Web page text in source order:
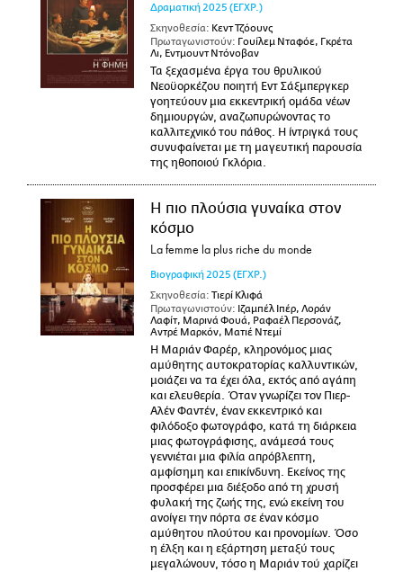
Δραματική 2025 (ΕΓΧΡ.)
Σκηνοθεσία: Κεντ Τζόουνς
Πρωταγωνιστούν: Γουίλεμ Νταφόε, Γκρέτα
Λι, Εντμουντ Ντόνοβαν
Τα ξεχασμένα έργα του θρυλικού
Νεοϋορκέζου ποιητή Εντ Σάξμπεργκερ
γοητεύουν μια εκκεντρική ομάδα νέων
δημιουργών, αναζωπυρώνοντας το
καλλιτεχνικό του πάθος. Η ίντριγκά τους
συνυφαίνεται με τη μαγευτική παρουσία
της ηθοποιού Γκλόρια.
Η πιο πλούσια γυναίκα στον
κόσμο
La femme la plus riche du monde
Βιογραφική 2025 (ΕΓΧΡ.)
Σκηνοθεσία: Τιερί Κλιφά
Πρωταγωνιστούν: Ιζαμπέλ Ιπέρ, Λοράν
Λαφίτ, Μαρινά Φουά, Ραφαέλ Περσονάζ,
Αντρέ Μαρκόν, Ματιέ Ντεμί
Η Μαριάν Φαρέρ, κληρονόμος μιας
αμύθητης αυτοκρατορίας καλλυντικών,
μοιάζει να τα έχει όλα, εκτός από αγάπη
και ελευθερία. Όταν γνωρίζει τον Πιερ-
Αλέν Φαντέν, έναν εκκεντρικό και
φιλόδοξο φωτογράφο, κατά τη διάρκεια
μιας φωτογράφισης, ανάμεσά τους
γεννιέται μια φιλία απρόβλεπτη,
αμφίσημη και επικίνδυνη. Εκείνος της
προσφέρει μια διέξοδο από τη χρυσή
φυλακή της ζωής της, ενώ εκείνη του
ανοίγει την πόρτα σε έναν κόσμο
αμύθητου πλούτου και προνομίων. Όσο
η έλξη και η εξάρτηση μεταξύ τους
μεγαλώνουν, τόσο η Μαριάν τού χαρίζει